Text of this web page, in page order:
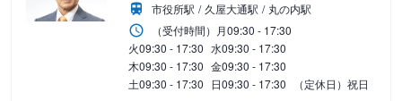
市役所駅
久屋大通駅
丸の内駅
（受付時間） 月09:30 - 17:30
火09:30 - 17:30 水09:30 - 17:30
木09:30 - 17:30 金09:30 - 17:30
土09:30 - 17:30 日09:30 - 17:30 （定休日）祝日